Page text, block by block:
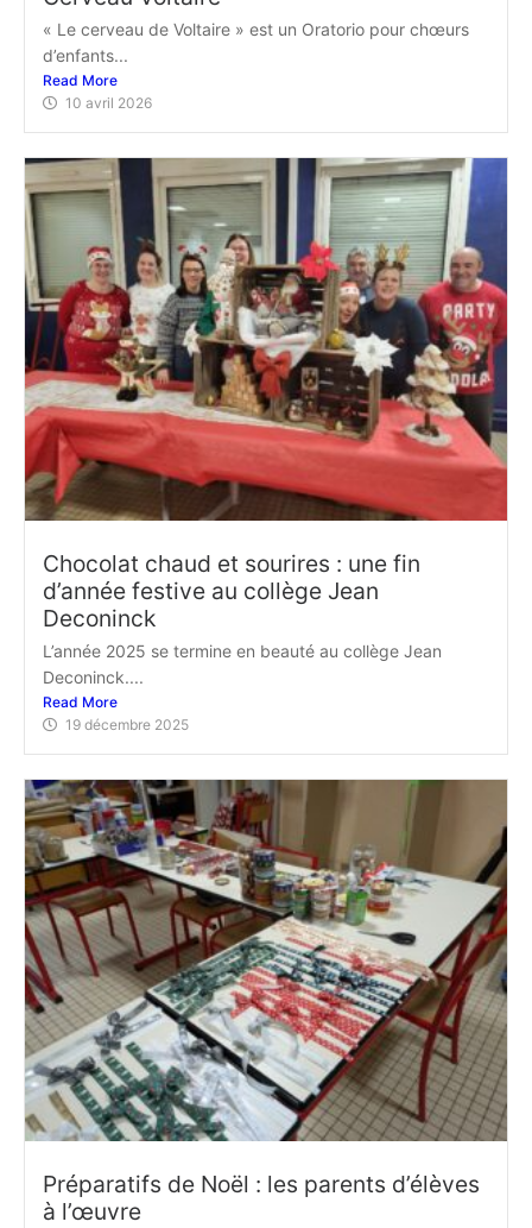
« Le cerveau de Voltaire » est un Oratorio pour chœurs
d’enfants...
Read More
10 avril 2026
Chocolat chaud et sourires : une fin
d’année festive au collège Jean
Deconinck
L’année 2025 se termine en beauté au collège Jean
Deconinck....
Read More
19 décembre 2025
Préparatifs de Noël : les parents d’élèves
à l’œuvre